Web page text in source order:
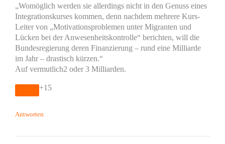
„Womöglich werden sie allerdings nicht in den Genuss eines
Integrationskurses kommen, denn nachdem mehrere Kurs-
Leiter von „Motivationsproblemen unter Migranten und
Lücken bei der Anwesenheitskontrolle“ berichten, will die
Bundesregierung deren Finanzierung – rund eine Milliarde
im Jahr – drastisch kürzen.“
Auf vermutlich2 oder 3 Milliarden.
+15
Antworten